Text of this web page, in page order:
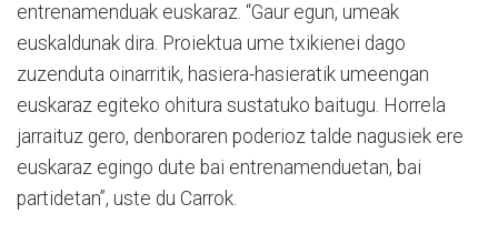
entrenamenduak euskaraz. “Gaur egun, umeak
euskaldunak dira. Proiektua ume txikienei dago
zuzenduta oinarritik, hasiera-hasieratik umeengan
euskaraz egiteko ohitura sustatuko baitugu. Horrela
jarraituz gero, denboraren poderioz talde nagusiek ere
euskaraz egingo dute bai entrenamenduetan, bai
partidetan”, uste du Carrok.